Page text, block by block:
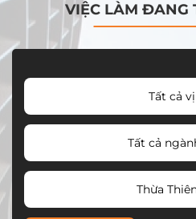
VIỆC LÀM ĐANG
Tất cả
Tất cả
Thừa